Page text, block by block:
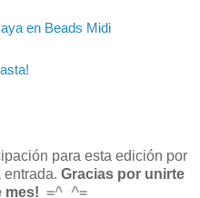
en Beads Midi
para esta edición por
Gracias por unirte
mes! =^_^=